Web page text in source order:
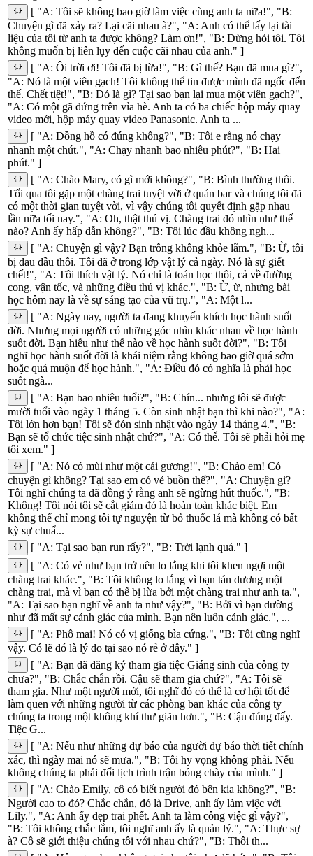
[ "A: Tôi sẽ không bao giờ làm việc cùng anh ta nữa!", "B:
Chuyện gì đã xảy ra? Lại cãi nhau à?", "A: Anh có thể lấy lại tài
liệu của tôi từ anh ta được không? Làm ơn!", "B: Đừng hỏi tôi. Tôi
không muốn bị liên lụy đến cuộc cãi nhau của anh." ]
[ "A: Ôi trời ơi! Tôi đã bị lừa!", "B: Gì thế? Bạn đã mua gì?",
"A: Nó là một viên gạch! Tôi không thể tin được mình đã ngốc đến
thế. Chết tiệt!", "B: Đó là gì? Tại sao bạn lại mua một viên gạch?",
"A: Có một gã đứng trên vỉa hè. Anh ta có ba chiếc hộp máy quay
video mới, hộp máy quay video Panasonic. Anh ta ...
[ "A: Đồng hồ có đúng không?", "B: Tôi e rằng nó chạy
nhanh một chút.", "A: Chạy nhanh bao nhiêu phút?", "B: Hai
phút." ]
[ "A: Chào Mary, có gì mới không?", "B: Bình thường thôi.
Tối qua tôi gặp một chàng trai tuyệt vời ở quán bar và chúng tôi đã
có một thời gian tuyệt vời, vì vậy chúng tôi quyết định gặp nhau
lần nữa tối nay.", "A: Oh, thật thú vị. Chàng trai đó nhìn như thế
nào? Anh ấy hấp dẫn không?", "B: Tôi lúc đầu không ngh...
[ "A: Chuyện gì vậy? Bạn trông không khỏe lắm.", "B: Ừ, tôi
bị đau đầu thôi. Tôi đã ở trong lớp vật lý cả ngày. Nó là sự giết
chết!", "A: Tôi thích vật lý. Nó chỉ là toán học thôi, cả về đường
cong, vận tốc, và những điều thú vị khác.", "B: Ừ, ừ, nhưng bài
học hôm nay là về sự sáng tạo của vũ trụ.", "A: Một l...
[ "A: Ngày nay, người ta đang khuyến khích học hành suốt
đời. Nhưng mọi người có những góc nhìn khác nhau về học hành
suốt đời. Bạn hiểu như thế nào về học hành suốt đời?", "B: Tôi
nghĩ học hành suốt đời là khái niệm rằng không bao giờ quá sớm
hoặc quá muộn để học hành.", "A: Điều đó có nghĩa là phải học
suốt ngà...
[ "A: Bạn bao nhiêu tuổi?", "B: Chín... nhưng tôi sẽ được
mười tuổi vào ngày 1 tháng 5. Còn sinh nhật bạn thì khi nào?", "A:
Tôi lớn hơn bạn! Tôi sẽ đón sinh nhật vào ngày 14 tháng 4.", "B:
Bạn sẽ tổ chức tiệc sinh nhật chứ?", "A: Có thể. Tôi sẽ phải hỏi mẹ
tôi xem." ]
[ "A: Nó có mùi như một cái gương!", "B: Chào em! Có
chuyện gì không? Tại sao em có vẻ buồn thế?", "A: Chuyện gì?
Tôi nghĩ chúng ta đã đồng ý rằng anh sẽ ngừng hút thuốc.", "B:
Không! Tôi nói tôi sẽ cắt giảm đó là hoàn toàn khác biệt. Em
không thể chỉ mong tôi tự nguyện từ bỏ thuốc lá mà không có bất
kỳ sự chuẩ...
[ "A: Tại sao bạn run rẩy?", "B: Trời lạnh quá." ]
[ "A: Có vẻ như bạn trở nên lo lắng khi tôi khen ngợi một
chàng trai khác.", "B: Tôi không lo lắng vì bạn tán dương một
chàng trai, mà vì bạn có thể bị lừa bởi một chàng trai như anh ta.",
"A: Tại sao bạn nghĩ về anh ta như vậy?", "B: Bởi vì bạn dường
như đã mất sự cảnh giác của mình. Bạn nên luôn cảnh giác.", ...
[ "A: Phô mai! Nó có vị giống bìa cứng.", "B: Tôi cũng nghĩ
vậy. Có lẽ đó là lý do tại sao nó rẻ ở đây." ]
[ "A: Bạn đã đăng ký tham gia tiệc Giáng sinh của công ty
chưa?", "B: Chắc chắn rồi. Cậu sẽ tham gia chứ?", "A: Tôi sẽ
tham gia. Như một người mới, tôi nghĩ đó có thể là cơ hội tốt để
làm quen với những người từ các phòng ban khác của công ty
chúng ta trong một không khí thư giãn hơn.", "B: Cậu đúng đấy.
Tiệc G...
[ "A: Nếu như những dự báo của người dự báo thời tiết chính
xác, thì ngày mai nó sẽ mưa.", "B: Tôi hy vọng không phải. Nếu
không chúng ta phải đổi lịch trình trận bóng chày của mình." ]
[ "A: Chào Emily, cô có biết người đó bên kia không?", "B:
Người cao to đó? Chắc chắn, đó là Drive, anh ấy làm việc với
Lily.", "A: Anh ấy đẹp trai phết. Anh ta làm công việc gì vậy?",
"B: Tôi không chắc lắm, tôi nghĩ anh ấy là quản lý.", "A: Thực sự
à? Cô sẽ giới thiệu chúng tôi với nhau chứ?", "B: Thôi th...